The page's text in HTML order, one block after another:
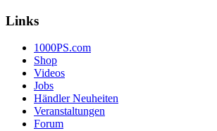
Links
1000PS.com
Shop
Videos
Jobs
Händler Neuheiten
Veranstaltungen
Forum